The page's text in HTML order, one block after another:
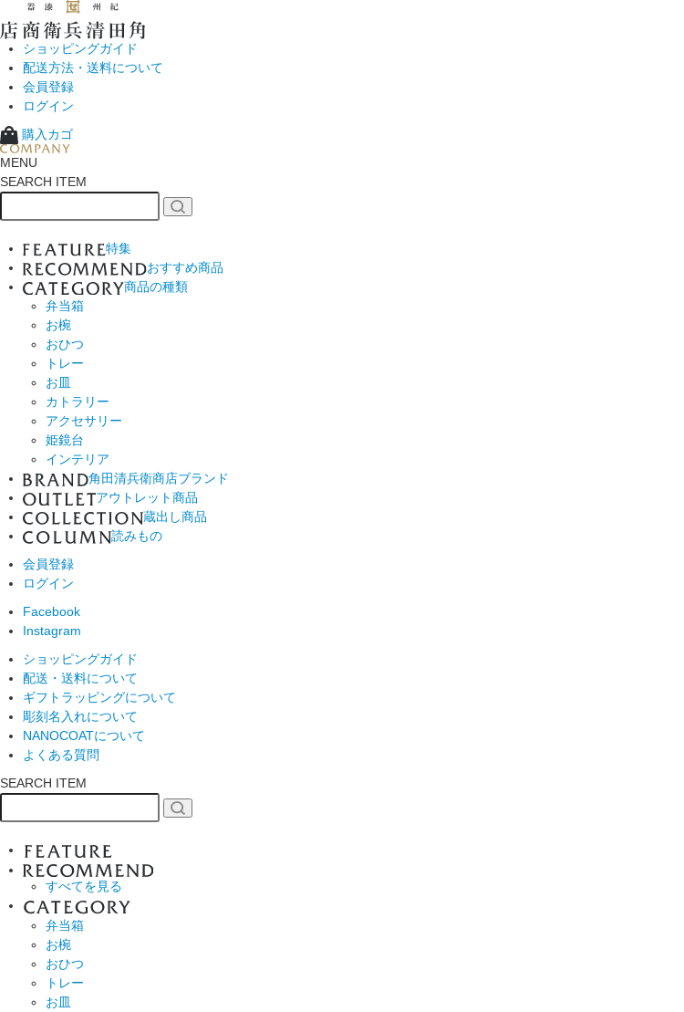
ショッピングガイド
配送方法・送料について
会員登録
ログイン
購入カゴ
MENU
SEARCH ITEM
特集
おすすめ商品
商品の種類
弁当箱
お椀
おひつ
トレー
お皿
カトラリー
アクセサリー
姫鏡台
インテリア
角田清兵衛商店ブランド
アウトレット商品
蔵出し商品
読みもの
会員登録
ログイン
Facebook
Instagram
ショッピングガイド
配送・送料について
ギフトラッピングについて
彫刻名入れについて
NANOCOATについて
よくある質問
SEARCH ITEM
すべてを見る
弁当箱
お椀
おひつ
トレー
お皿